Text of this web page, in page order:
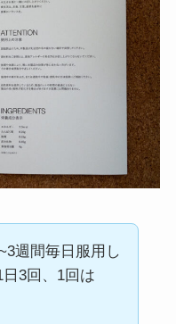
週間毎日服用し
3回、1回は